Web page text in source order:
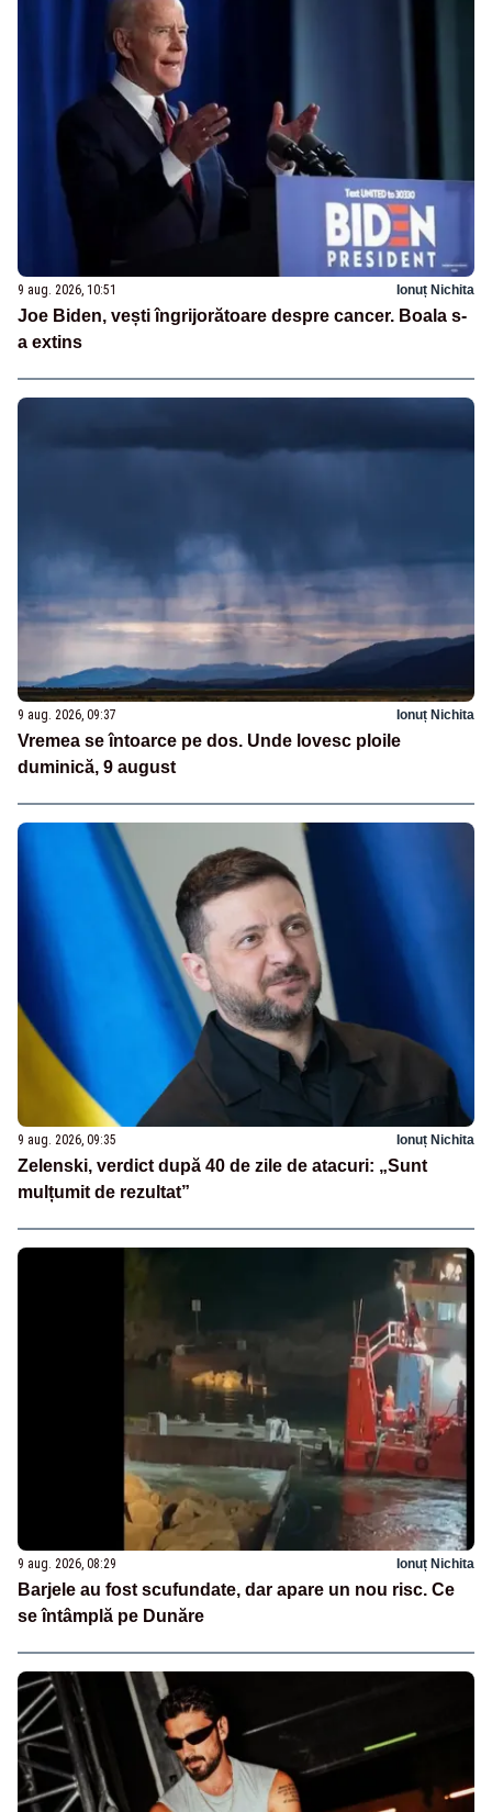
9 aug. 2026, 10:51 Ionuț Nichita
Joe Biden, vești îngrijorătoare despre cancer. Boala s-
a extins
9 aug. 2026, 09:37 Ionuț Nichita
Vremea se întoarce pe dos. Unde lovesc ploile
duminică, 9 august
9 aug. 2026, 09:35 Ionuț Nichita
Zelenski, verdict după 40 de zile de atacuri: „Sunt
mulțumit de rezultat”
9 aug. 2026, 08:29 Ionuț Nichita
Barjele au fost scufundate, dar apare un nou risc. Ce
se întâmplă pe Dunăre